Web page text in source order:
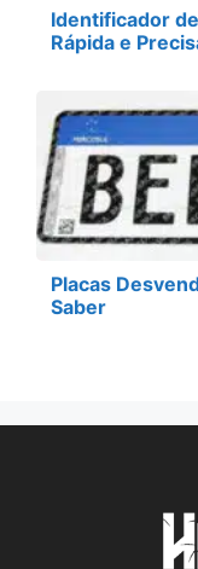
Identificador
Rápida e
Placas
Saber